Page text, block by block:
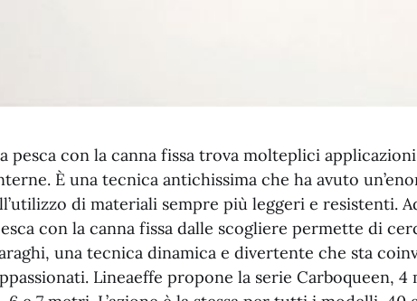
pesca con la canna fissa trova molteplici
È una tecnica antichissima che ha avuto
di materiali sempre più leggeri e resistenti.
con la canna fissa dalle scogliere permette di
una tecnica dinamica e divertente che sta
Lineaeffe propone la serie Carboqueen,